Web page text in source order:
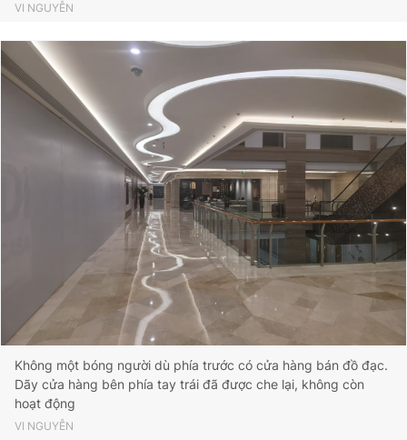
VI NGUYỄN
Không một bóng người dù phía trước có cửa hàng bán đồ đạc.
Dãy cửa hàng bên phía tay trái đã được che lại, không còn
hoạt động
VI NGUYỄN